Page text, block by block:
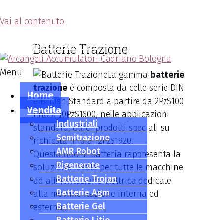
Vai al contenuto
Arcangeli Accumulatori
Menu
Home
Vendita
Industriali
Semitrazione
AMR Robot
Rigenerate
Batterie Trojan
Batterie Agm
Batterie Gel
Batterie Trazione
La gamma batterie
trazione è composta da celle serie DIN
e British Standard a partire da 2PzS100
fino a 10PzS1600, nelle applicazioni
standard, oltre prodotti speciali su
richiesta fino a 12PzS1920.
Questo tipo di batteria rappresenta la
soluzione ideale per tutte le macchine
ad alimentazione elettrica dedicate
alla movimentazione interna ed
esterna.